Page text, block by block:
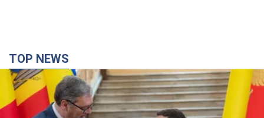
TOP NEWS